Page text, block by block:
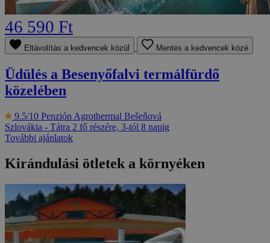
46 590 Ft
Eltávolítás a kedvencek közül Mentés a kedvencek közé
Üdülés a Besenyőfalvi termálfürdő
közelében
9.5/10 Penzión Agrothermal Bešeňová
Szlovákia - Tátra 2 fő részére, 3-tól 8 napig
További ajánlatok
Kirándulási ötletek a környéken